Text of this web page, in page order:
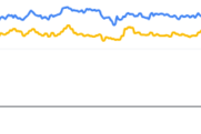
最終判断へ